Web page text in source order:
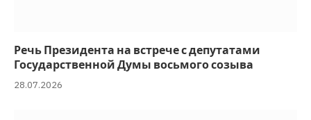
Речь Президента на встрече с депутатами
Государственной Думы восьмого созыва
28.07.2026